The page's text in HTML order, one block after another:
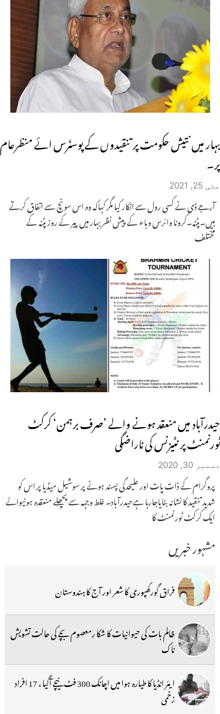
بہار میں نتیش حکومت پر تنقیدوں کے پوسٹرس ائے منظرعام
پر۔
مئی 25, 2021
آرجے ڈی نے کسی رول سے انکار کیا مگر کہاکہ وہ اس سونچ سے اتفاق کرتے
ہیں۔پٹنہ۔کرونا وائرس وباء کے پیش نظر بہار میں پیر کے روز پٹنہ کے
مختلف
حیدرآباد میں منعقد ہونے والے ’صرف برہمن‘ کرکٹ
ٹورنمنٹ پر نٹیزنس کی ناراضگی
دسمبر 30, 2020
پروگرام کے ذات پات اور علیحدگی پسند ہونے پر سوشیل میڈیا پر اس کو
شدید تنقید کا نشانہ بنایاجارہا ہےحیدرآباد۔ غلط وجہہ سے پچھلے منعقدہ ہونیوالے
ایک کرکٹ ٹورنمنٹ کا
مشہور خبریں
فراق گورکھپوری کا شعر اور آج کا ہندوستان
ظالم بات کی حیوانیات کا شکا رمعصوم بچے کی حالت تشویش
ناک
ایئر انڈیا کا طیارہ ہوا میں اچانک 300 فٹ نیچے آگیا ، 17 افراد
زخمی